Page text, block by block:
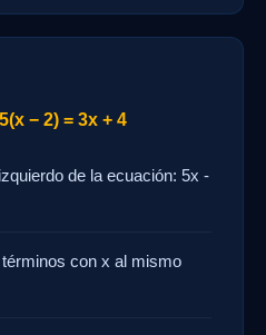
− 2) = 3x + 4
de la ecuación: 5x -
con x al mismo